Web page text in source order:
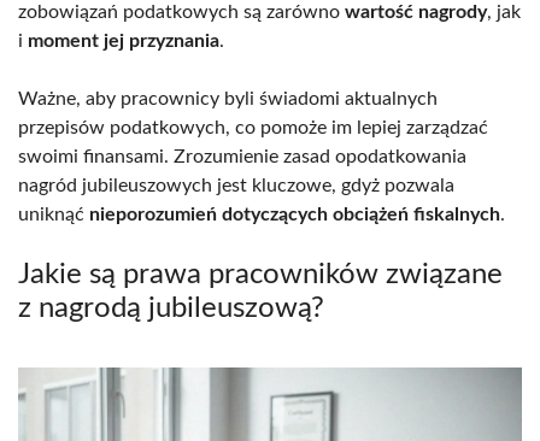
zobowiązań podatkowych są zarówno wartość nagrody, jak
i moment jej przyznania.
Ważne, aby pracownicy byli świadomi aktualnych
przepisów podatkowych, co pomoże im lepiej zarządzać
swoimi finansami. Zrozumienie zasad opodatkowania
nagród jubileuszowych jest kluczowe, gdyż pozwala
uniknąć nieporozumień dotyczących obciążeń fiskalnych.
Jakie są prawa pracowników związane
z nagrodą jubileuszową?